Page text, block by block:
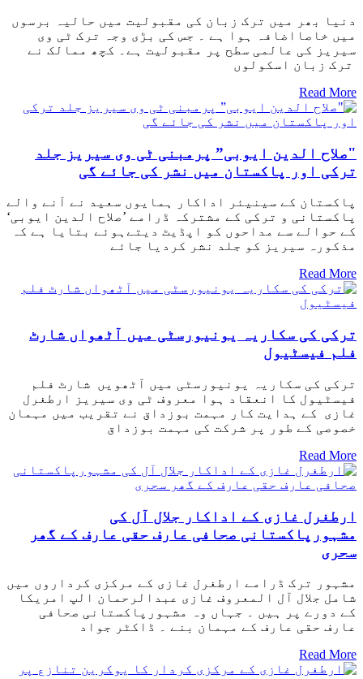
دنیا بھر میں ترک زبان کی مقبولیت میں حالیہ برسوں
میں خاصااضافہ ہوا ہے ۔ جس کی بڑی وجہ ترک ٹی وی
سیریز کی عالمی سطح پر مقبولیت ہے۔ کچھ ممالک نے
ترک زبان اسکولوں
Read More
"صلاح الدین ایوبی” پرمبنی ٹی وی سیریز جلد
ترکی اور پاکستان میں نشر کی جائے گی
پاکستان کے سینیئر اداکار ہمایوں سعید نے آنے والے
پاکستانی و ترکی کے مشترکہ ڈرامے ’صلاح الدین ایوبی‘
کے حوالے سے مداحوں کو اپڈیٹ دیتےہوئے بتایا ہے کہ
مذکورہ سیریز کو جلد نشر کردیا جائے
Read More
ترکی کی سکاریہ یونیورسٹی میں آٹھواں شارٹ
فلم فیسٹیول
ترکی کی سکاریہ یونیورسٹی میں آٹھویں شارٹ فلم
فیسٹیول کا انعقاد ہوا معروف ٹی وی سیریز ارطغرل
غازی کے ہدایت کار مہمت بوزداق نے تقریب میں مہمان
خصوصی کے طور پر شرکت کی مہمت بوزداق
Read More
ارطغرل غازی کے اداکار جلال آل کی
مشہورپاکستانی صحافی عارف حقی عارف کے گھر
سحری
مشہور ترک ڈرامے ارطغرل غازی کے مرکزی کرداروں میں
شامل جلال آل المعروف غازی عبدالرحمان الپ امریکا
کے دورے پر ہیں ۔ جہاں وہ مشہورپاکستانی صحافی
عارف حقی عارف کے مہمان بنے ۔ ڈاکٹر جواد
Read More